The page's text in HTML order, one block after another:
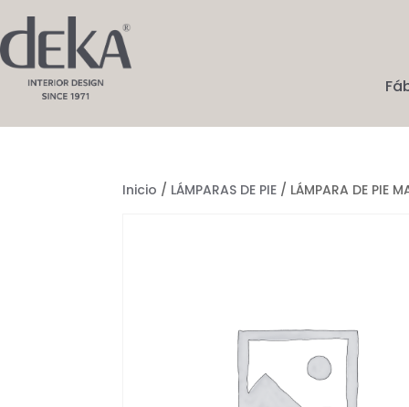
Inicio / LÁMPARAS DE PIE / LÁMPARA DE PIE